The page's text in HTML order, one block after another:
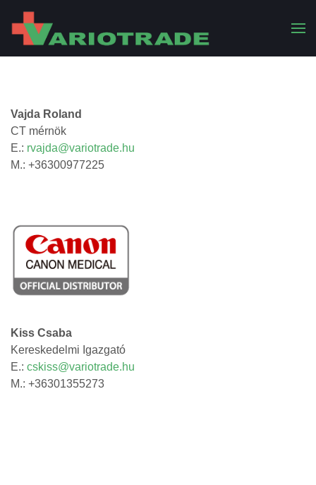
Vajda Roland
CT mérnök
E.: rvajda@variotrade.hu
M.: +36300977225
Kiss Csaba
Kereskedelmi Igazgató
E.: cskiss@variotrade.hu
M.: +36301355273